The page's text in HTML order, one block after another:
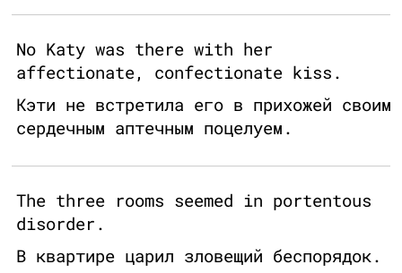
No Katy was there with her
affectionate, confectionate kiss.
Кэти не встретила его в прихожей своим
сердечным аптечным поцелуем.
The three rooms seemed in portentous
disorder.
В квартире царил зловещий беспорядок.